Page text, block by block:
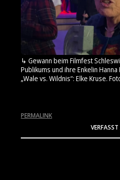
Gewann beim Filmfest
Publikums und ihre Enkelin
„Wale vs. Wildnis“: Elke Kruse.
PERMALINK